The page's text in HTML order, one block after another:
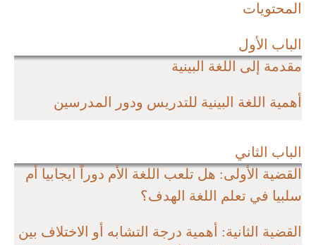
المحتويات
الباب الأول
مقدمة إلى اللغة البينية
أهمية اللغة البينية للتدريس ودور المدرسين
الباب الثاني
القضية الأولى: هل تلعب اللغة الأم دوراً ايجابيا أم
سلبيا في تعلم اللغة الهدف؟
القضية الثانية: أهمية درجة التشابه أو الاختلاف بين